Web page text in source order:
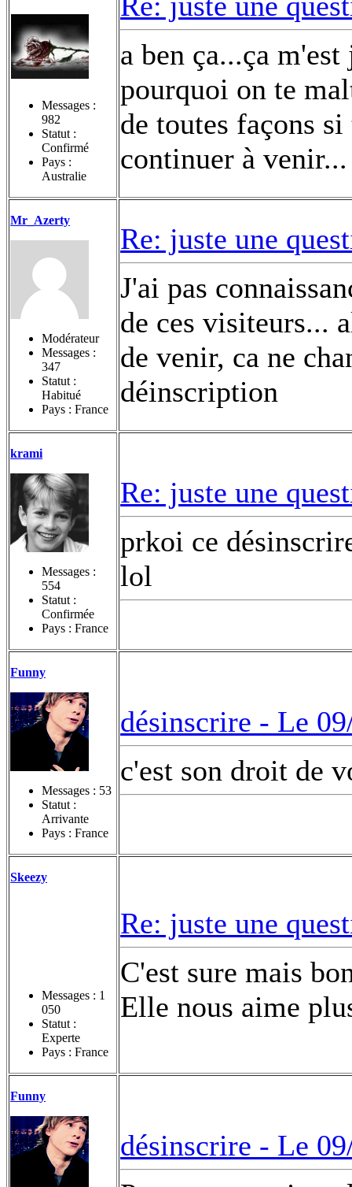
Messages :
982
Statut :
Confirmé
Pays :
Australie
a ben ça...ça
pourquoi on te
de toutes façons
continuer à
Mr_Azerty
Modérateur
Messages :
347
Statut :
Habitué
Pays : France
Re: juste une
J'ai pas
de ces visiteurs...
de venir, ca ne
déinscription
krami
Messages :
554
Statut :
Confirmée
Pays : France
Re: juste une
prkoi ce
lol
Funny
Messages : 53
Statut :
Arrivante
Pays : France
désinscrire - Le
c'est son droit de
Skeezy
Messages : 1
050
Statut :
Experte
Pays : France
Re: juste une
C'est sure mais
Elle nous aime
Funny
désinscrire - Le